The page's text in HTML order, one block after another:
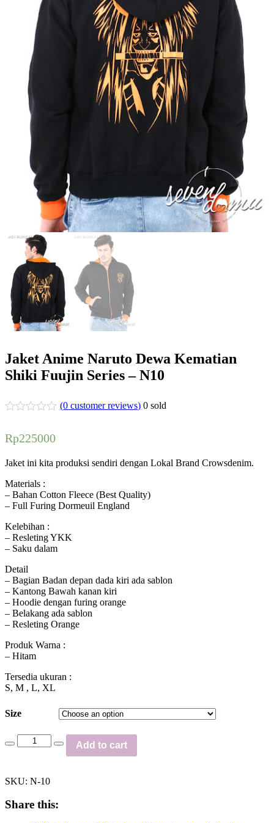
Jaket Anime Naruto Dewa Kematian
Shiki Fuujin Series – N10
(0 customer reviews) 0 sold
Rp225000
Jaket ini kita produksi sendiri dengan Lokal Brand Crowsdenim.
Materials :
– Bahan Cotton Fleece (Best Quality)
– Full Furing Dormeuil England
Kelebihan :
– Resleting YKK
– Saku dalam
Detail
– Bagian Badan depan dada kiri ada sablon
– Kantong Bawah kanan kiri
– Hoodie dengan furing orange
– Belakang ada sablon
– Resleting Orange
Produk Warna :
– Hitam
Tersedia ukuran :
S, M , L, XL
Size
Add to cart
SKU: N-10
Share this: